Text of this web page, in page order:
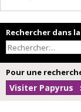
Rechercher dans
Pour une
Visiter Papyrus